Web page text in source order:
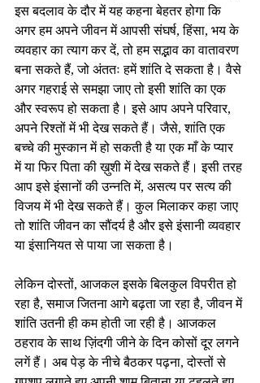
इस बदलाव के दौर में यह कहना बेहतर होगा कि
अगर हम अपने जीवन में आपसी संघर्ष, हिंसा, भय के
व्यवहार का त्याग कर दें, तो हम सद्भाव का वातावरण
बना सकते हैं, जो अंततः हमें शांति दे सकता है। वैसे
अगर गहराई से समझा जाए तो इसी शांति का एक
और स्वरूप हो सकता है। इसे आप अपने परिवार,
अपने रिश्तों में भी देख सकते हैं। जैसे, शांति एक
बच्चे की मुस्कान में हो सकती है या एक माँ के प्यार
में या फिर पिता की ख़ुशी में देख सकते हैं। इसी तरह
आप इसे इंसानों की उन्नति में, असत्य पर सत्य की
विजय में भी देख सकते हैं। कुल मिलाकर कहा जाए
तो शांति जीवन का सौंदर्य है और इसे इंसानी व्यवहार
या इंसानियत से पाया जा सकता है।
लेकिन दोस्तों, आजकल इसके बिलकुल विपरीत हो
रहा है, समाज जितना आगे बढ़ता जा रहा है, जीवन में
शांति उतनी ही कम होती जा रही है। आजकल
ठहराव के साथ ज़िंदगी जीने के दिन कोसों दूर लगने
लगें हैं। अब पेड़ के नीचे बैठकर पढ़ना, दोस्तों से